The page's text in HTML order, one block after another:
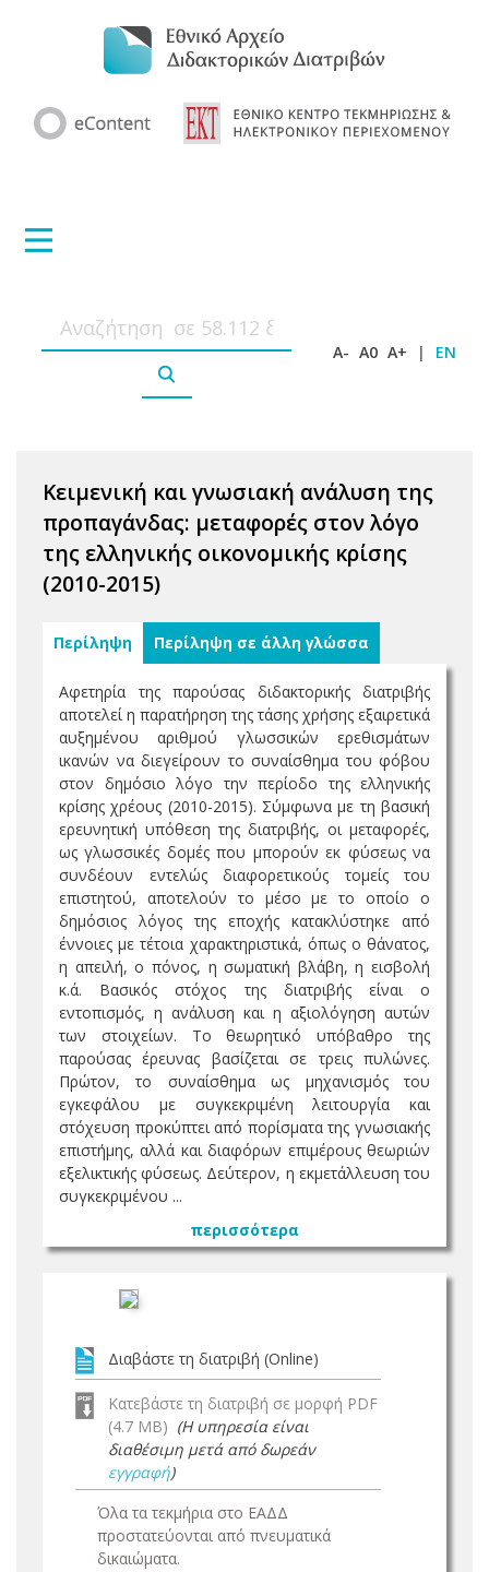
A- A0 A+ | EN
Κειμενική και γνωσιακή ανάλυση της
προπαγάνδας: μεταφορές στον λόγο
της ελληνικής οικονομικής κρίσης
(2010-2015)
Περίληψη Περίληψη σε άλλη γλώσσα
Αφετηρία της παρούσας διδακτορικής διατριβής
αποτελεί η παρατήρηση της τάσης χρήσης εξαιρετικά
αυξημένου αριθμού γλωσσικών ερεθισμάτων
ικανών να διεγείρουν το συναίσθημα του φόβου
στον δημόσιο λόγο την περίοδο της ελληνικής
κρίσης χρέους (2010-2015). Σύμφωνα με τη βασική
ερευνητική υπόθεση της διατριβής, οι μεταφορές,
ως γλωσσικές δομές που μπορούν εκ φύσεως να
συνδέουν εντελώς διαφορετικούς τομείς του
επιστητού, αποτελούν το μέσο με το οποίο ο
δημόσιος λόγος της εποχής κατακλύστηκε από
έννοιες με τέτοια χαρακτηριστικά, όπως ο θάνατος,
η απειλή, ο πόνος, η σωματική βλάβη, η εισβολή
κ.ά. Βασικός στόχος της διατριβής είναι ο
εντοπισμός, η ανάλυση και η αξιολόγηση αυτών
των στοιχείων. Το θεωρητικό υπόβαθρο της
παρούσας έρευνας βασίζεται σε τρεις πυλώνες.
Πρώτον, το συναίσθημα ως μηχανισμός του
εγκεφάλου με συγκεκριμένη λειτουργία και
στόχευση προκύπτει από πορίσματα της γνωσιακής
επιστήμης, αλλά και διαφόρων επιμέρους θεωριών
εξελικτικής φύσεως. Δεύτερον, η εκμετάλλευση του
συγκεκριμένου ...
περισσότερα
Διαβάστε τη διατριβή (Online)
Κατεβάστε τη διατριβή σε μορφή PDF
(4.7 MB) (Η υπηρεσία είναι
διαθέσιμη μετά από δωρεάν
εγγραφή)
Όλα τα τεκμήρια στο ΕΑΔΔ
προστατεύονται από πνευματικά
δικαιώματα.